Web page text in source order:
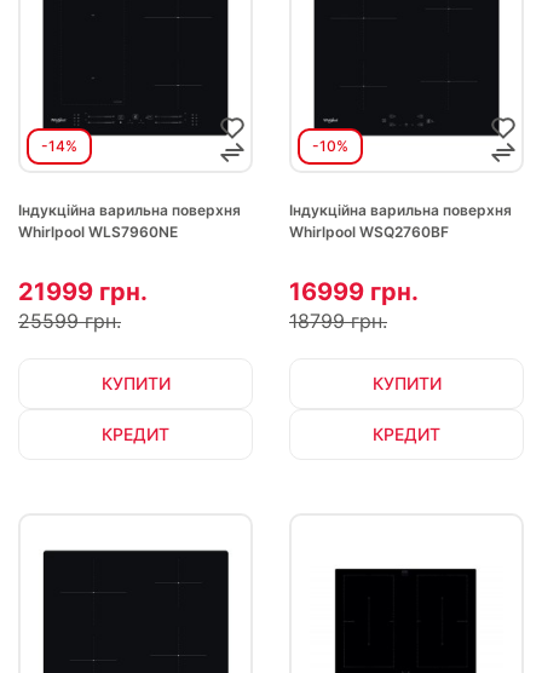
-14%
Індукційна варильна поверхня
Whirlpool WLS7960NE
21999 грн.
25599 грн.
КУПИТИ
КРЕДИТ
-10%
Індукційна варильна поверхня
Whirlpool WSQ2760BF
16999 грн.
18799 грн.
КУПИТИ
КРЕДИТ